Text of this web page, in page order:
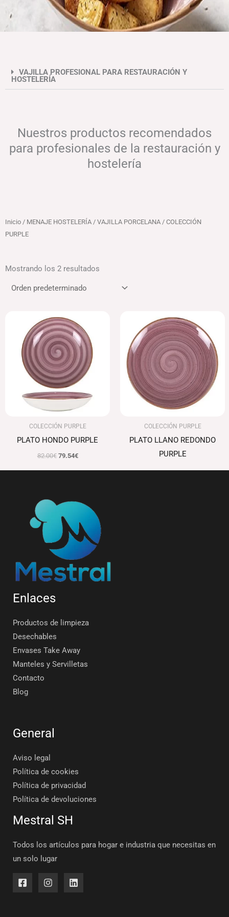
VAJILLA PROFESIONAL PARA RESTAURACIÓN Y
HOSTELERÍA
Nuestros productos recomendados
para profesionales de la restauración y
hostelería
Inicio / MENAJE HOSTELERÍA / VAJILLA PORCELANA / COLECCIÓN
PURPLE
Mostrando los 2 resultados
COLECCIÓN PURPLE
PLATO HONDO PURPLE
82.00€
El
precio
original
era:
82.00€.
79.54€
precio
actual
es:
79.54€.
COLECCIÓN PURPLE
PLATO LLANO REDONDO
PURPLE
Enlaces
Productos de limpieza
Desechables
Envases Take Away
Manteles y Servilletas
Contacto
Blog
General
Aviso legal
Política de cookies
Política de privacidad
Política de devoluciones
Mestral SH
Todos los artículos para hogar e industria que necesitas en
un solo lugar